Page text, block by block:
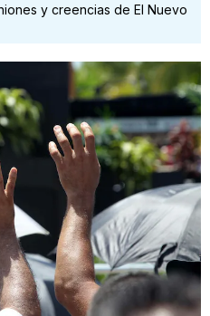
y creencias de El Nuevo